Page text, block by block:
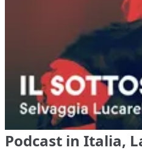
Podcast in Italia,